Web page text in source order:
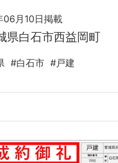
月10日掲載
県白石市西益岡町
#白石市 #戸建